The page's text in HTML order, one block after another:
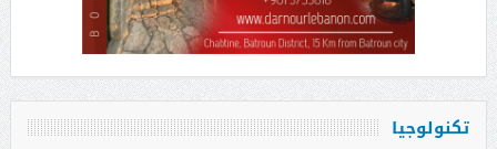
تكنولوجيا